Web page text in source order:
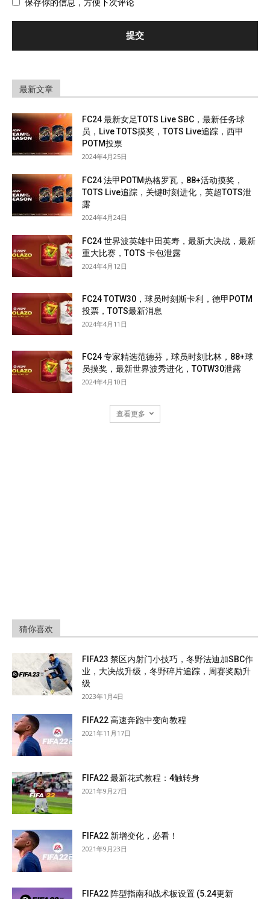
最新文章
FC24 最新女足TOTS Live SBC，最新任务球
员，Live TOTS摸奖，TOTS Live追踪，西甲
POTM投票
2024年4月25日
FC24 法甲POTM热格罗瓦，88+活动摸奖，
TOTS Live追踪，关键时刻进化，英超TOTS泄
露
2024年4月24日
FC24 世界波英雄中田英寿，最新大决战，最新
重大比赛，TOTS 卡包泄露
2024年4月12日
FC24 TOTW30，球员时刻斯卡利，德甲POTM
投票，TOTS最新消息
2024年4月11日
FC24 专家精选范德芬，球员时刻比林，88+球
员摸奖，最新世界波秀进化，TOTW30泄露
2024年4月10日
查看更多
猜你喜欢
FIFA23 禁区内射门小技巧，冬野法迪加SBC作
业，大决战升级，冬野碎片追踪，周赛奖励升
级
2023年1月4日
FIFA22 高速奔跑中变向教程
2021年11月17日
FIFA22 最新花式教程：4触转身
2021年9月27日
FIFA22 新增变化，必看！
2021年9月23日
FIFA22 阵型指南和战术板设置 (5.24更新